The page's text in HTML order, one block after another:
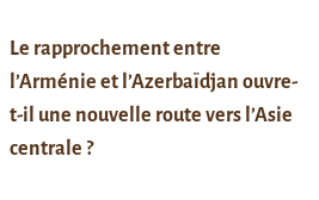
Le rapprochement entre
l’Arménie et l’Azerbaïdjan ouvre-
t-il une nouvelle route vers l’Asie
centrale ?